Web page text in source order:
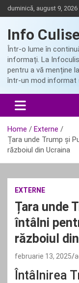
Skip
to
duminică, august 9, 2026
Info
Într-o lume în
informați. La
pentru a vă menține
într-un mod informat
Home
Externe
Țara unde Trump și
războiul din Ucraina
EXTERNE
Țara unde
întâlni
războiul
februarie 13, 2025
Întâlnirea